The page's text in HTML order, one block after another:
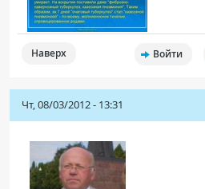
Наверх Войти
Чт, 08/03/2012 - 13:31